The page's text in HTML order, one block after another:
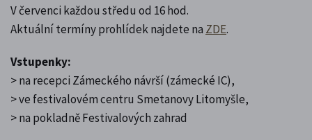
V červenci každou středu od 16 hod.
Aktuální termíny prohlídek najdete na ZDE.
Vstupenky:
> na recepci Zámeckého návrší (zámecké IC),
> ve festivalovém centru Smetanovy Litomyšle,
> na pokladně Festivalových zahrad